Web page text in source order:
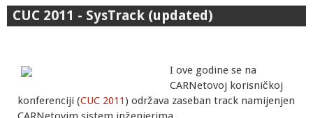
CUC 2011 - SysTrack (updated)
I ove godine se na
CARNetovoj korisničkoj
konferenciji (CUC 2011 ) održava zaseban track namijenjen